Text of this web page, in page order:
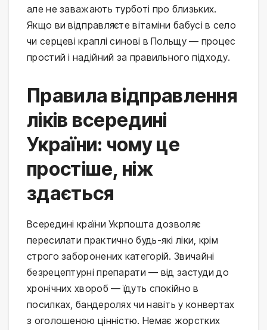
але не заважають турботі про близьких.
Якщо ви відправляєте вітаміни бабусі в село
чи серцеві краплі синові в Польщу — процес
простий і надійний за правильного підходу.
Правила відправлення
ліків всередині
України: чому це
простіше, ніж
здається
Всередині країни Укрпошта дозволяє
пересилати практично будь-які ліки, крім
строго заборонених категорій. Звичайні
безрецептурні препарати — від застуди до
хронічних хвороб — їдуть спокійно в
посилках, бандеролях чи навіть у конвертах
з оголошеною цінністю. Немає жорстких